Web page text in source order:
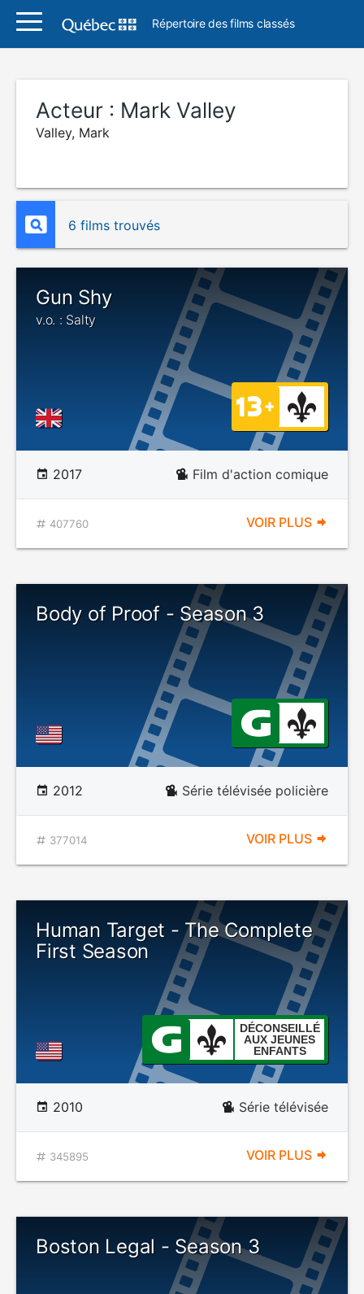
Répertoire des films classés
Acteur : Mark Valley
Valley, Mark
6 films trouvés
Gun Shy
v.o. : Salty
2017 Film d'action comique
407760 VOIR PLUS
Body of Proof - Season 3
2012 Série télévisée policière
377014 VOIR PLUS
Human Target - The Complete
First Season
DÉCONSEILLÉ
AUX JEUNES
ENFANTS
2010 Série télévisée
345895 VOIR PLUS
Boston Legal - Season 3